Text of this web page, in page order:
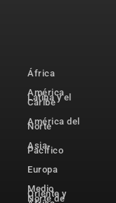
África
América
Latina y el
Caribe
América del
Norte
Asia-
Pacífico
Europa
Medio
Oriente y
Norte de